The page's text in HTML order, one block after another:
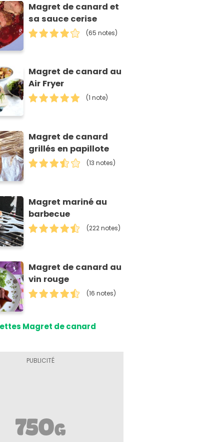
Magret de canard et
sa sauce cerise
(65 notes)
Magret de canard au
Air Fryer
(1 note)
Magret de canard
grillés en papillote
(13 notes)
Magret mariné au
barbecue
(222 notes)
Magret de canard au
vin rouge
(16 notes)
Magret de canard